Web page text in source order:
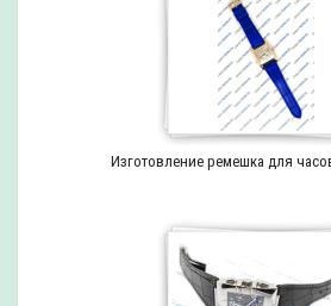
Изготовление ремешка для